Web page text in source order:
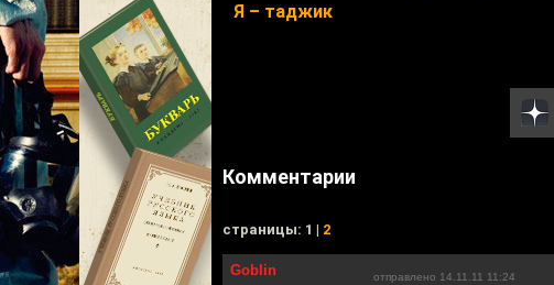
Я – таджик
Комментарии
cтраницы: 1 | 2
Goblin отправлено 14.11.11 11:24